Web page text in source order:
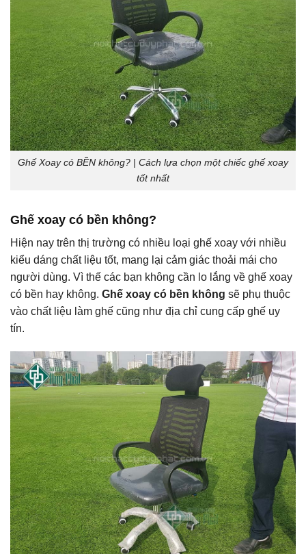
Ghế Xoay có BỀN không? | Cách lựa chọn một chiếc ghế xoay
tốt nhất
Ghế xoay có bền không?
Hiện nay trên thị trường có nhiều loại ghế xoay với nhiều
kiểu dáng chất liệu tốt, mang lại cảm giác thoải mái cho
người dùng. Vì thế các bạn không cần lo lắng về ghế xoay
có bền hay không. Ghế xoay có bền không sẽ phụ thuộc
vào chất liệu làm ghế cũng như địa chỉ cung cấp ghế uy
tín.